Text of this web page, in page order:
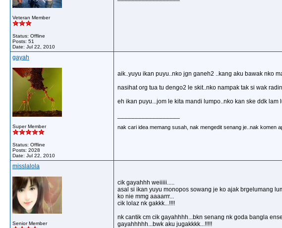
Veteran Member
Status: Offline
Posts: 51
Date: Jul 22, 2010
gayah
Super Member
Status: Offline
Posts: 2028
Date: Jul 22, 2010
aik..yuyu ikan puyu..nko jgn ganeh2 ..kang aku bawak nko
nasihat org tua tu dengo2 le skit..nko nampak tak si wak
eh ikan puyu...jom le kita mandi lumpo..nko kan ske ddk lam
nak cari idea memang susah, nak mengedit senang je..nak komen
misslalola
Senior Member
cik gayahhh weiiiii.....
asal si ikan yuyu monopos sowang je ko ajak brgelumang
ko nie mmg aaaarrr...
cik lolaz nk gakkk...!!!!
nk cantik cm cik gayahhhh...bkn senang nk goda bangla
gayahhhhh...bwk aku jugakkkk...!!!!!